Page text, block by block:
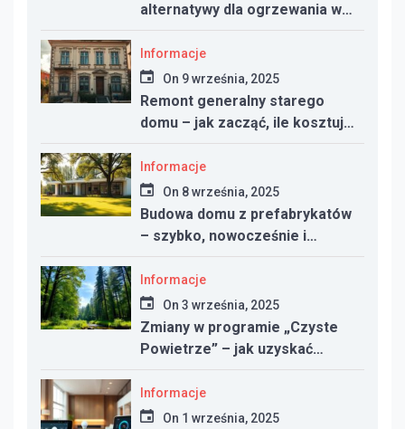
alternatywy dla ogrzewania w
nowym domu
Informacje
On 9 września, 2025
Remont generalny starego
domu – jak zacząć, ile kosztuje
i na co uważać
Informacje
On 8 września, 2025
Budowa domu z prefabrykatów
– szybko, nowocześnie i
taniej?
Informacje
On 3 września, 2025
Zmiany w programie „Czyste
Powietrze” – jak uzyskać
dotację w 2025 roku
Informacje
On 1 września, 2025